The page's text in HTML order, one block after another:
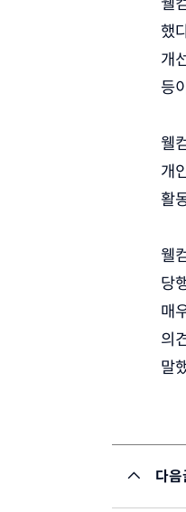
했
개
등
웰
개
활
웰
당
매
의
말
다음